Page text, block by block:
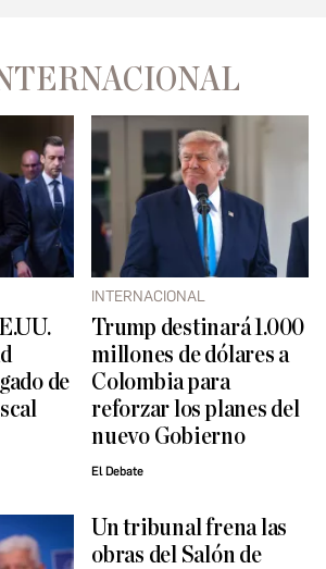
de
INTERNACIONAL
Trump destinará 1.000
millones de dólares a
Colombia para
reforzar los planes del
nuevo Gobierno
El Debate
Un tribunal frena las
obras del Salón de